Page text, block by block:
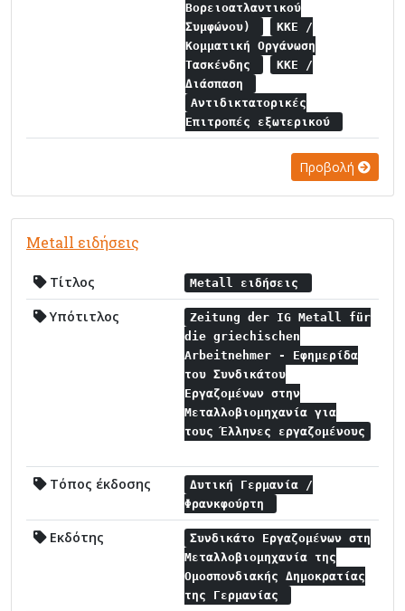
Βορειοατλαντικού
Συμφώνου)
ΚΚΕ /
Κομματική Οργάνωση
Τασκένδης
ΚΚΕ /
Διάσπαση
Αντιδικτατορικές
Επιτροπές εξωτερικού
Προβολή
Metall ειδήσεις
Τίτλος Metall ειδήσεις
Υπότιτλος
Zeitung der IG Metall für
die griechischen
Arbeitnehmer - Εφημερίδα
του Συνδικάτου
Εργαζομένων στην
Μεταλλοβιομηχανία για
τους Έλληνες εργαζομένους
Τόπος έκδοσης
Δυτική Γερμανία /
Φρανκφούρτη
Εκδότης
Συνδικάτο Εργαζομένων στη
Μεταλλοβιομηχανία της
Ομοσπονδιακής Δημοκρατίας
της Γερμανίας